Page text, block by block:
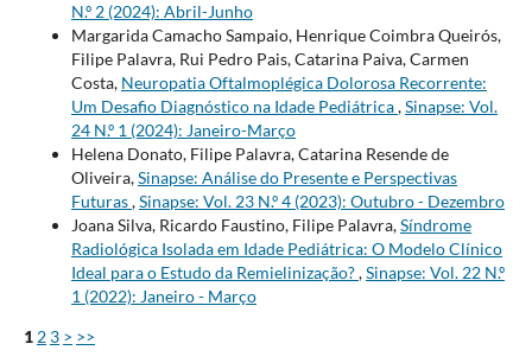
N.º 2 (2024): Abril-Junho
Margarida Camacho Sampaio, Henrique Coimbra Queirós,
Filipe Palavra, Rui Pedro Pais, Catarina Paiva, Carmen
Costa, Neuropatia Oftalmoplégica Dolorosa Recorrente:
Um Desafio Diagnóstico na Idade Pediátrica,Sinapse: Vol.
24 N.º 1 (2024): Janeiro-Março
Helena Donato, Filipe Palavra, Catarina Resende de
Oliveira,Sinapse: Análise do Presente e Perspectivas
Futuras,Sinapse: Vol. 23 N.º 4 (2023): Outubro - Dezembro
Joana Silva, Ricardo Faustino, Filipe Palavra,Síndrome
Radiológica Isolada em Idade Pediátrica: O Modelo Clínico
Ideal para o Estudo da Remielinização?,Sinapse: Vol. 22 N.º
1 (2022): Janeiro - Março
1 2 3 > >>